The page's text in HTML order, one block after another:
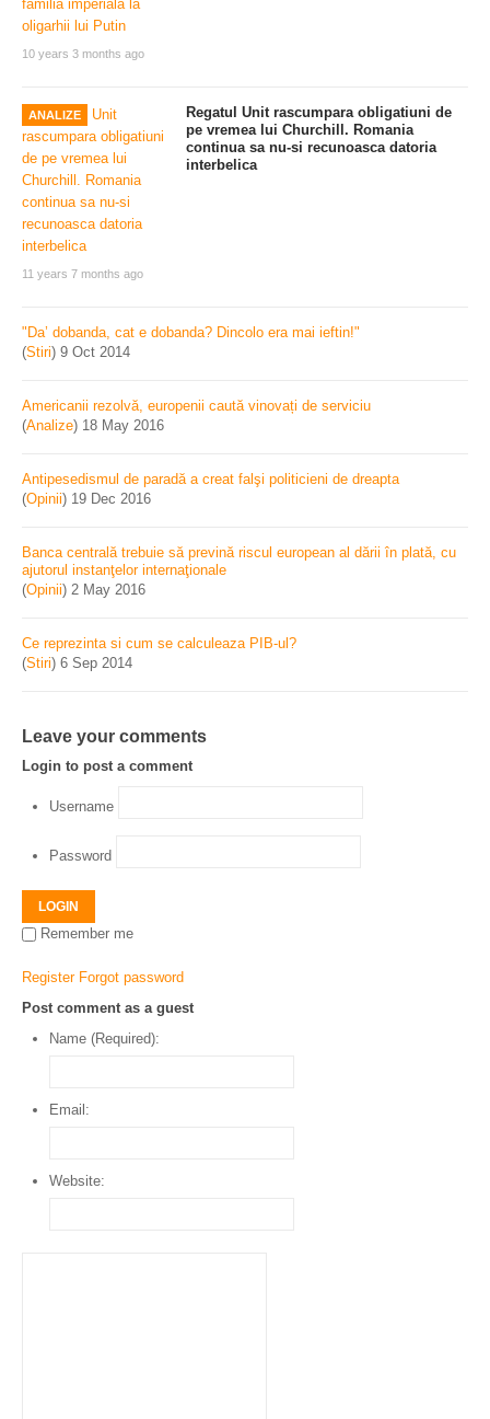
10 years 3 months ago
ANALIZE
11 years 7 months ago
Regatul Unit rascumpara obligatiuni de
pe vremea lui Churchill. Romania
continua sa nu-si recunoasca datoria
interbelica
"Da’ dobanda, cat e dobanda? Dincolo era mai ieftin!"
(Stiri) 9 Oct 2014
Americanii rezolvă, europenii caută vinovați de serviciu
(Analize) 18 May 2016
Antipesedismul de paradă a creat falşi politicieni de dreapta
(Opinii) 19 Dec 2016
Banca centrală trebuie să prevină riscul european al dării în plată, cu
ajutorul instanţelor internaţionale
(Opinii) 2 May 2016
Ce reprezinta si cum se calculeaza PIB-ul?
(Stiri) 6 Sep 2014
Leave your comments
Login to post a comment
Username
Password
LOGIN
Remember me
Register Forgot password
Post comment as a guest
Name (Required):
Email:
Website: